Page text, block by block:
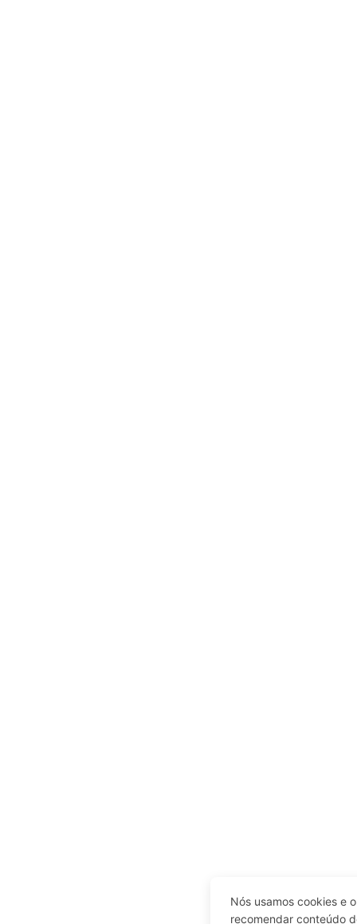
Nós usamos cookies e
recomendar conteúdo